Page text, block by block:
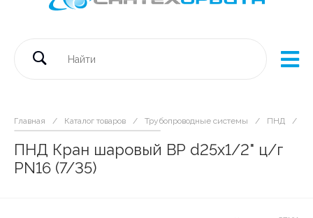
Главная / Каталог товаров / Трубопроводные системы / ПНД /
ПНД Кран шаровый ВР d25х1/2" ц/г
PN16 (7/35)